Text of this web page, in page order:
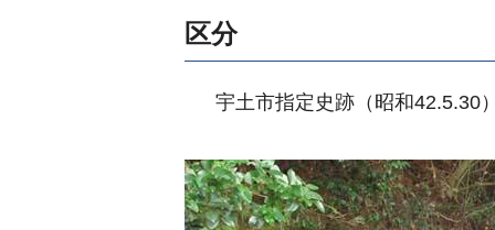
区分
宇土市指定史跡（昭和42.5.30